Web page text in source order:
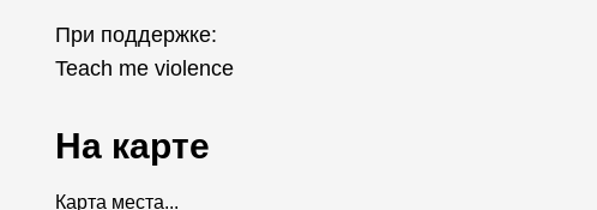
При поддержке:
Teach me violence
На карте
Карта места...